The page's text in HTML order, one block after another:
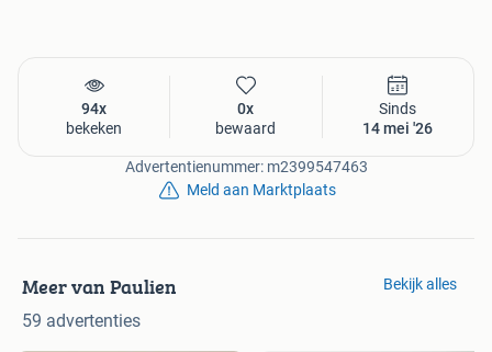
94x
bekeken
0x
bewaard
Sinds
14 mei '26
Advertentienummer: m2399547463
Meld aan Marktplaats
Meer van Paulien
59 advertenties
Bekijk alles